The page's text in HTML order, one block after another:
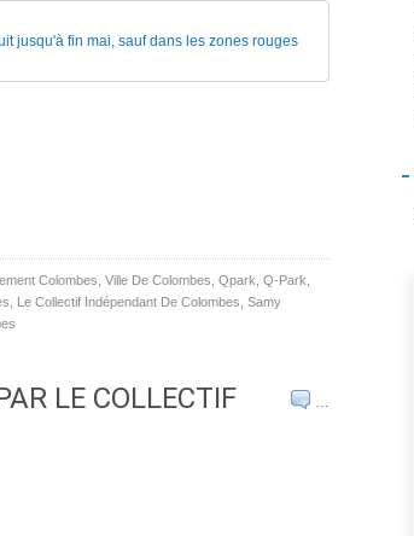
jusqu'à fin mai, sauf dans les zones rouges
Colombes Ville De Colombes Qpark Q-Park
Le Collectif Indépendant De Colombes Samy
LE COLLECTIF